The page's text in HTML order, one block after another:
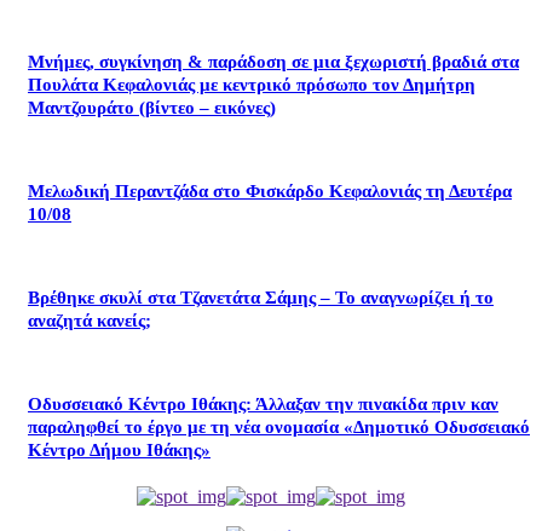
Μνήμες, συγκίνηση & παράδοση σε μια ξεχωριστή βραδιά στα
Πουλάτα Κεφαλονιάς με κεντρικό πρόσωπο τον Δημήτρη
Μαντζουράτο (βίντεο – εικόνες)
Μελωδική Περαντζάδα στο Φισκάρδο Κεφαλονιάς τη Δευτέρα
10/08
Βρέθηκε σκυλί στα Τζανετάτα Σάμης – Το αναγνωρίζει ή το
αναζητά κανείς;
Οδυσσειακό Κέντρο Ιθάκης: Άλλαξαν την πινακίδα πριν καν
παραληφθεί το έργο με τη νέα ονομασία «Δημοτικό Οδυσσειακό
Κέντρο Δήμου Ιθάκης»